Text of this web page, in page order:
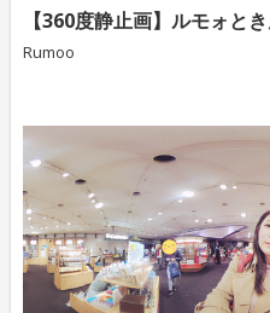
【360度静止画】ルモォと
Rumoo